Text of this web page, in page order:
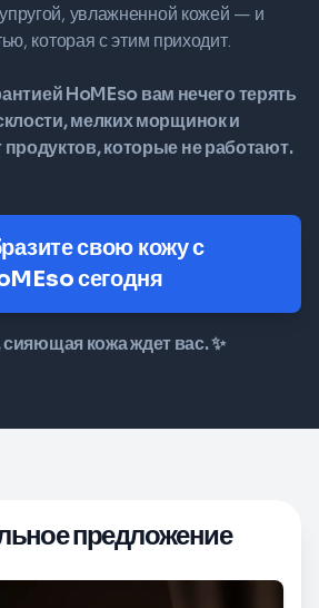
увлажненной кожей — и
которая с этим приходит.
HoMEso вам нечего терять
мелких морщинок и
продуктов, которые не работают.
свою кожу с
сегодня
кожа ждет вас. ✨
предложение